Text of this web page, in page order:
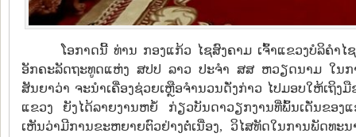
ໂອກາດນີ້ ທ່ານ ກອງແກ້ວ ໄຊສົງຄາມ ເຈົ້າແຂວງບໍລິຄໍາ
ອັກຄະລັດຖະທູດແຫ່ງ ສປປ ລາວ ປະຈຳ ສສ ຫວຽດນາມ ໃນ
ສັນຍາວ່າ ຈະນຳເຄື່ອງຊ່ວຍເຫຼືອຈໍານວນດັ່ງກ່າວ ໄປມອບໃຫ້ເຖິ
ແຂວງ ຍັງໄດ້ລາຍງານຫຍໍ້ ກ່ຽວບັນດາວຽກງານທີ່ພົ້ນເດັ່ນຂອງ
ເຫັນວ່າມີການຂະຫຍາຍຕົວຢ່າງຕໍ່ເນື່ອງ, ວິໄສທັດໃນການພັດທ